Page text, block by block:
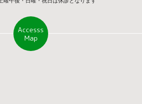
Accesss
Map